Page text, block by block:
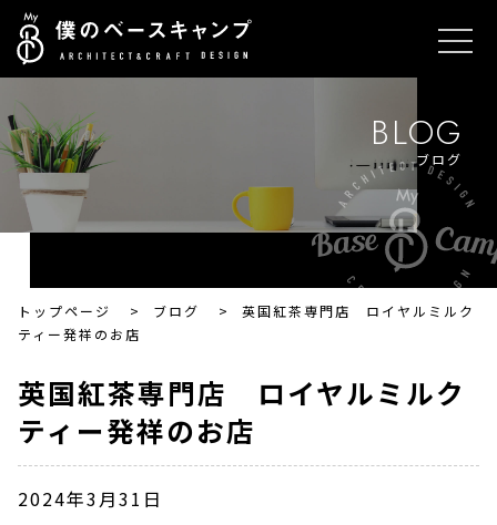
BLOG
ブログ
トップページ > ブログ >
英国紅茶専門店 ロイヤルミルク
ティー発祥のお店
英国紅茶専門店 ロイヤルミルク
ティー発祥のお店
2024年3月31日